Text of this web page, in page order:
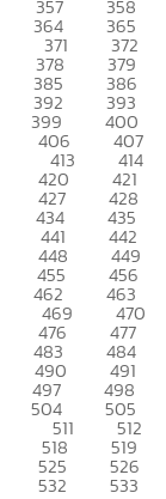
357 358
364 365
371 372
378 379
385 386
392 393
399 400
406 407
413 414
420 421
427 428
434 435
441 442
448 449
455 456
462 463
469 470
476 477
483 484
490 491
497 498
504 505
511 512
518 519
525 526
532 533